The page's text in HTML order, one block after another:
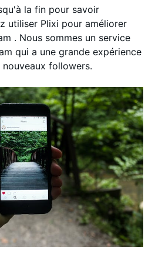
la fin pour savoir
utiliser Plixi pour améliorer
. Nous sommes un service
qui a une grande expérience
followers.